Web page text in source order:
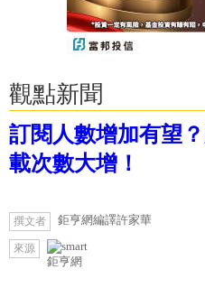
觀點新聞
訂閱人數增加有望
載次數大增！
撰文者 鉅亨網編譯許家華
來源
鉅亨網